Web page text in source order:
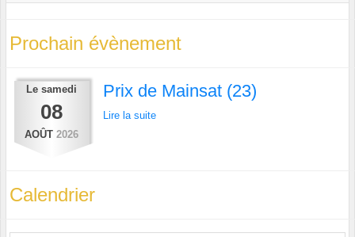
Prochain évènement
Le samedi
08
AOÛT 2026
Prix de Mainsat (23)
Lire la suite
Calendrier